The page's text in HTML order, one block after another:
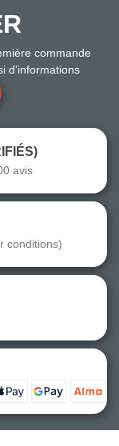
commande
d'informations
avis
conditions)